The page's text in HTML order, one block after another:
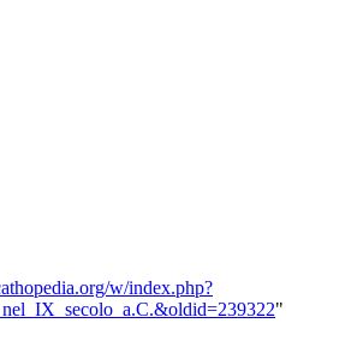
w/index.php?
"